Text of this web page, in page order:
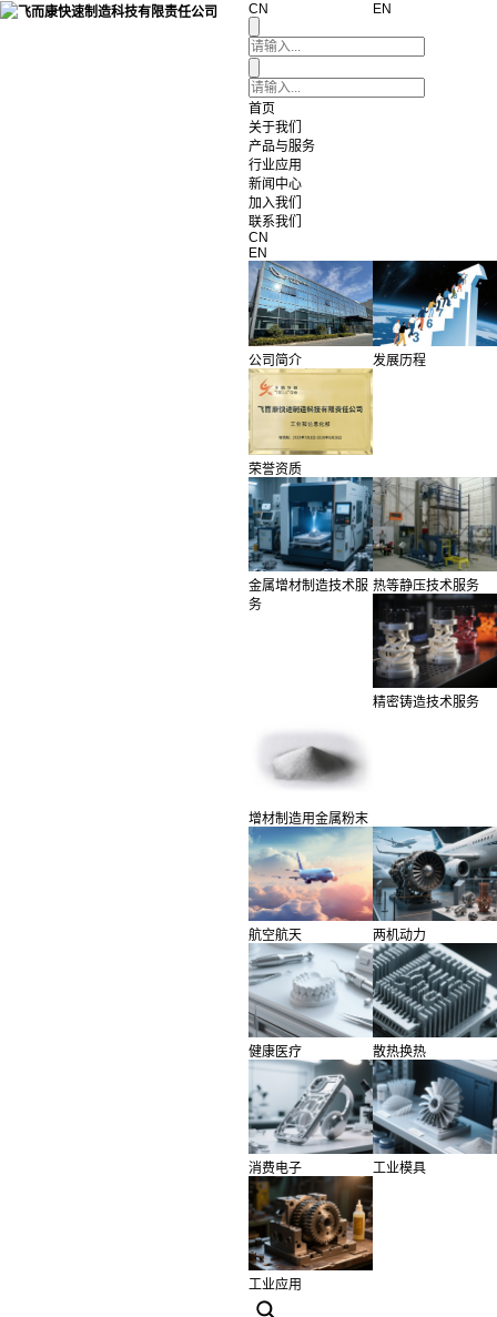
CN EN
首页
关于我们
产品与服务
行业应用
新闻中心
加入我们
联系我们
CN
EN
公司简介 发展历程
荣誉资质
金属增材制造技术服
务
热等静压技术服务
精密铸造技术服务
增材制造用金属粉末
航空航天 两机动力
健康医疗 散热换热
消费电子 工业模具
工业应用